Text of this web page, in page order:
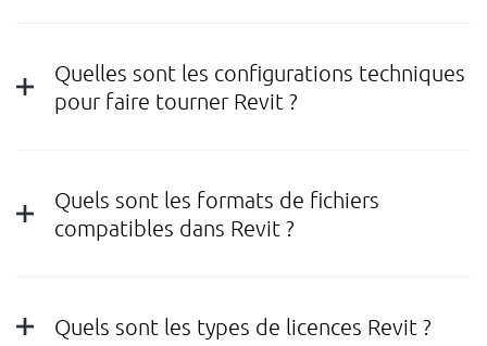
Quelles sont les configurations techniques
pour faire tourner Revit ?
Quels sont les formats de fichiers
compatibles dans Revit ?
Quels sont les types de licences Revit ?